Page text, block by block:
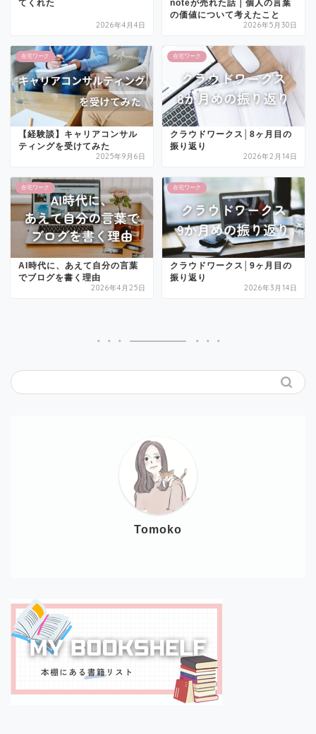
てくれた
2026年4月4日
noteが売れた話｜個人の言葉
の価値について考えたこと
2026年5月30日
在宅ワーク
【経験談】キャリアコンサル
ティングを受けてみた
2025年9月6日
在宅ワーク
クラウドワークス│8ヶ月目の
振り返り
2026年2月14日
在宅ワーク
AI時代に、あえて自分の言葉
でブログを書く理由
2026年4月25日
在宅ワーク
クラウドワークス│9ヶ月目の
振り返り
2026年3月14日
Tomoko